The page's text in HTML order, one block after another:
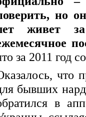
но
живет за
за 2011 год
что
бывших
в